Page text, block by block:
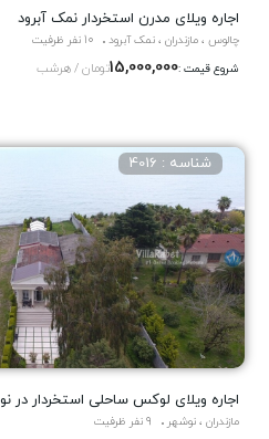
اجاره ویلای مدرن استخردار نمک آبرود
چالوس ، مازندران ، نمک آبرود
10 نفر ظرفیت
شروع قیمت :15,000,000تومان / هرشب
اجاره ویلای لوکس ساحلی استخردار در
شناسه : 4016
مازندران ، نوشهر
9 نفر ظرفیت